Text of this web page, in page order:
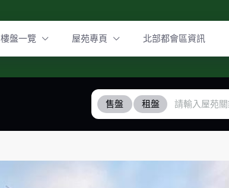
樓盤一覽 屋苑專頁 北部都會區資訊
售盤 租盤